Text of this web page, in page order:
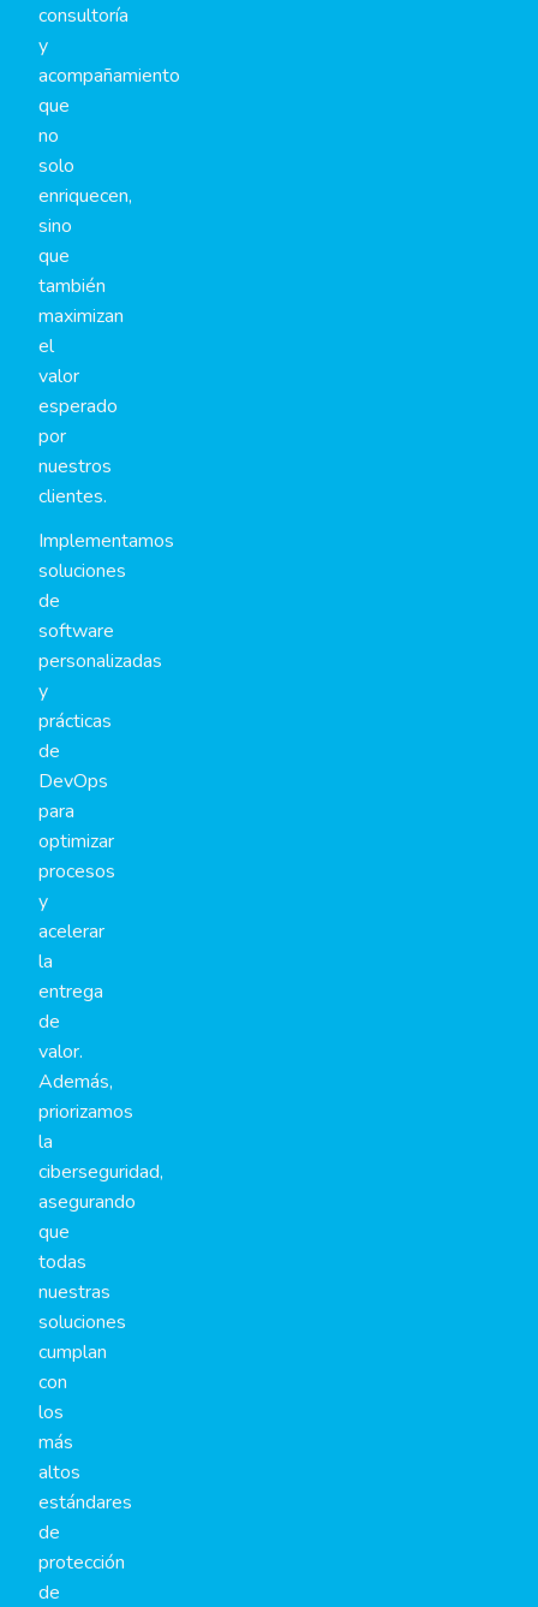
consultoría
y
acompañamiento
que
no
solo
enriquecen,
sino
que
también
maximizan
el
valor
esperado
por
nuestros
clientes.
Implementamos
soluciones
de
software
personalizadas
y
prácticas
de
DevOps
para
optimizar
procesos
y
acelerar
la
entrega
de
valor.
Además,
priorizamos
la
ciberseguridad,
asegurando
que
todas
nuestras
soluciones
cumplan
con
los
más
altos
estándares
de
protección
de